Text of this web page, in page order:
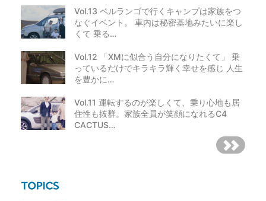
Vol.13 ベルランゴで行くキャンプは家族をつ
なぐイベント。 車内は秘密基地みたいに楽し
くて 乗る…
Vol.12 「XMに似合う自分になりたくて」 乗
っているだけでキラキラ輝く幸せを感じ 人生
を豊かに…
Vol.11 運転するのが楽しくて、乗り心地も居
住性も抜群。家族全員が笑顔になれるC4
CACTUS…